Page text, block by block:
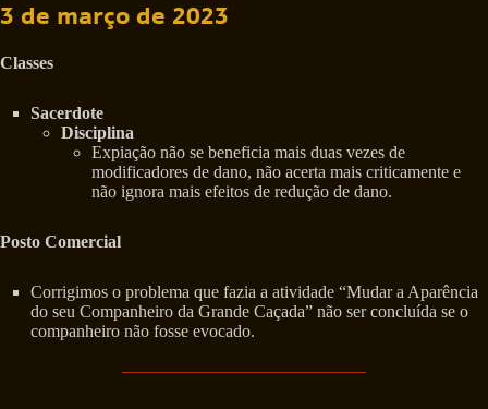
3 de março de 2023
Classes
Sacerdote
Disciplina
Expiação não se beneficia mais duas vezes de
modificadores de dano, não acerta mais criticamente e
não ignora mais efeitos de redução de dano.
Posto Comercial
Corrigimos o problema que fazia a atividade “Mudar a Aparência
do seu Companheiro da Grande Caçada” não ser concluída se o
companheiro não fosse evocado.